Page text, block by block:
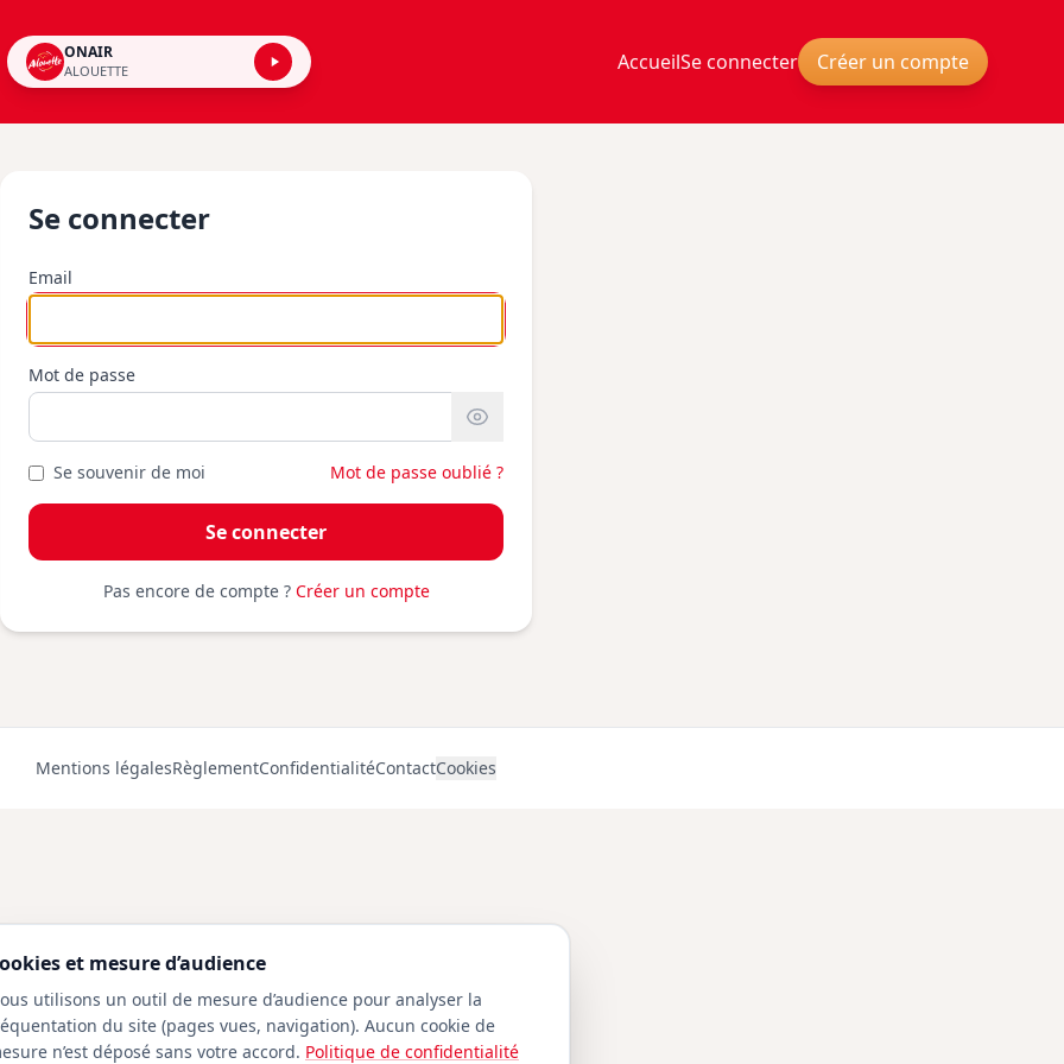
ONAIR
ALOUETTE AccueilSe connecter Créer un compte
Se connecter
Email
Mot de passe
Se souvenir de moi Mot de passe oublié ?
Se connecter
Pas encore de compte ? Créer un compte
Mentions légalesRèglementConfidentialitéContactCookies
et mesure d’audience
utilisons un outil de mesure d’audience pour analyser la
du site (pages vues, navigation). Aucun cookie de
n’est déposé sans votre accord. Politique de confidentialité